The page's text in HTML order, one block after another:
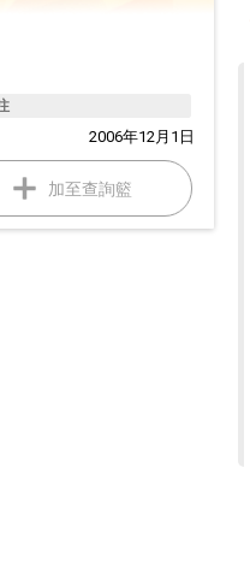
2006年12月1日
加至查詢籃